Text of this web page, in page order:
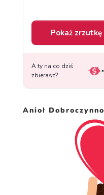
Anioł